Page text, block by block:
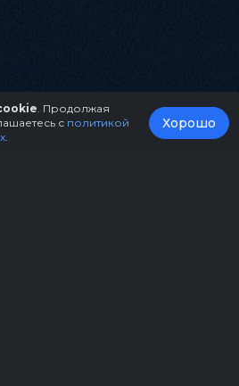
. Продолжая
с политикой
Хорошо